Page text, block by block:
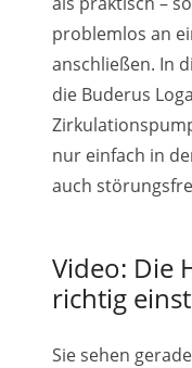
problemlos an
anschließen. In
die Buderus
nur einfach in
auch
Video: Die
richtig
Sie sehen